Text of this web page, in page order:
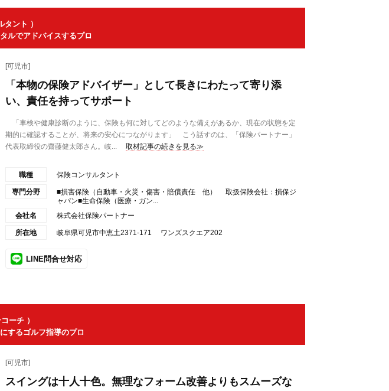
タント ）
ルでアドバイスするプロ
[可児市]
「本物の保険アドバイザー」として長きにわたって寄り添
い、責任を持ってサポート
「車検や健康診断のように、保険も何に対してどのような備えがあるか、現在の状態を定
期的に確認することが、将来の安心につながります」 こう話すのは、「保険パートナー」
代表取締役の齋藤健太郎さん。岐...
取材記事の続きを見る≫
職種 保険コンサルタント
専門分野
■損害保険（自動車・火災・傷害・賠償責任 他） 取扱保険会社：損保ジ
ャパン■生命保険（医療・ガン...
会社名
株式会社保険パートナー
所在地 岐阜県可児市中恵土2371-171 ワンズスクエア202
LINE問合せ対応
ーチ ）
するゴルフ指導のプロ
[可児市]
スイングは十人十色。無理なフォーム改善よりもスムーズな